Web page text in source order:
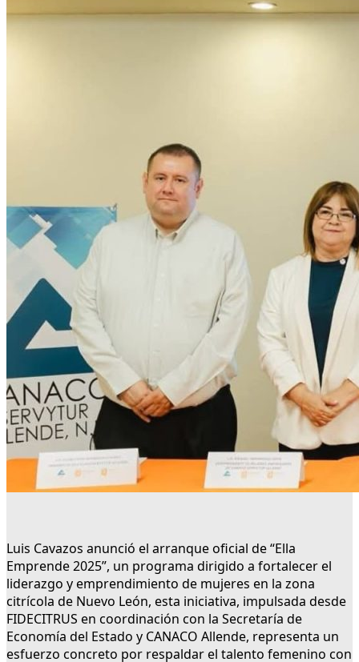
Luis Cavazos anunció el arranque oficial de “Ella
Emprende 2025”, un programa dirigido a fortalecer el
liderazgo y emprendimiento de mujeres en la zona
citrícola de Nuevo León, esta iniciativa, impulsada desde
FIDECITRUS en coordinación con la Secretaría de
Economía del Estado y CANACO Allende, representa un
esfuerzo concreto por respaldar el talento femenino con